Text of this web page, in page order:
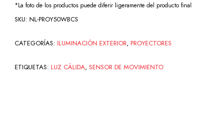
*La foto de los productos puede diferir ligeramente del producto final
SKU: NL-PROY50WBCS
CATEGORÍAS: ILUMINACIÓN EXTERIOR, PROYECTORES
ETIQUETAS: LUZ CÁLIDA, SENSOR DE MOVIMIENTO